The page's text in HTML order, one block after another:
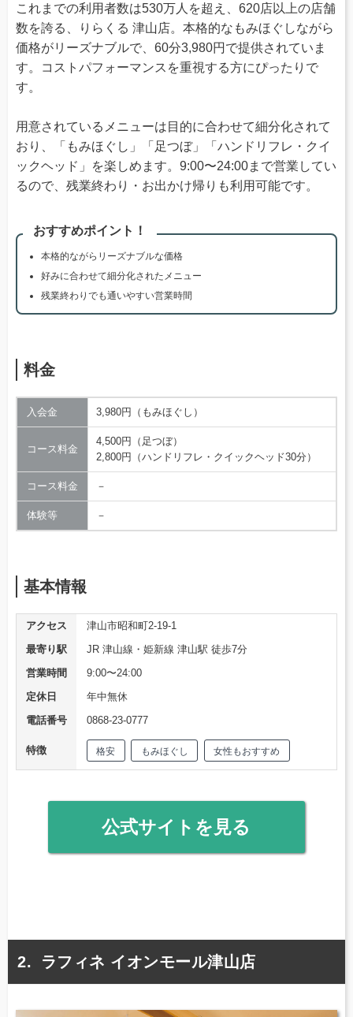
これまでの利用者数は530万人を超え、620店以上の店舗
数を誇る、りらくる 津山店。本格的なもみほぐしながら
価格がリーズナブルで、60分3,980円で提供されていま
す。コストパフォーマンスを重視する方にぴったりで
す。
用意されているメニューは目的に合わせて細分化されて
おり、「もみほぐし」「足つぼ」「ハンドリフレ・クイ
ックヘッド」を楽しめます。9:00〜24:00まで営業してい
るので、残業終わり・お出かけ帰りも利用可能です。
おすすめポイント！
本格的ながらリーズナブルな価格
好みに合わせて細分化されたメニュー
残業終わりでも通いやすい営業時間
料金
入会金 3,980円（もみほぐし）
コース料金
4,500円（足つぼ）
2,800円（ハンドリフレ・クイックヘッド30分）
コース料金 －
体験等 －
基本情報
アクセス
津山市昭和町2-19-1
最寄り駅
JR 津山線・姫新線 津山駅 徒歩7分
営業時間
9:00〜24:00
定休日
年中無休
電話番号
0868-23-0777
特徴 格安 もみほぐし 女性もおすすめ
公式サイトを見る
ラフィネ イオンモール津山店